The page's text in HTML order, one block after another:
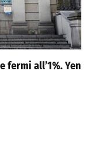
fermi all’1%. Yen